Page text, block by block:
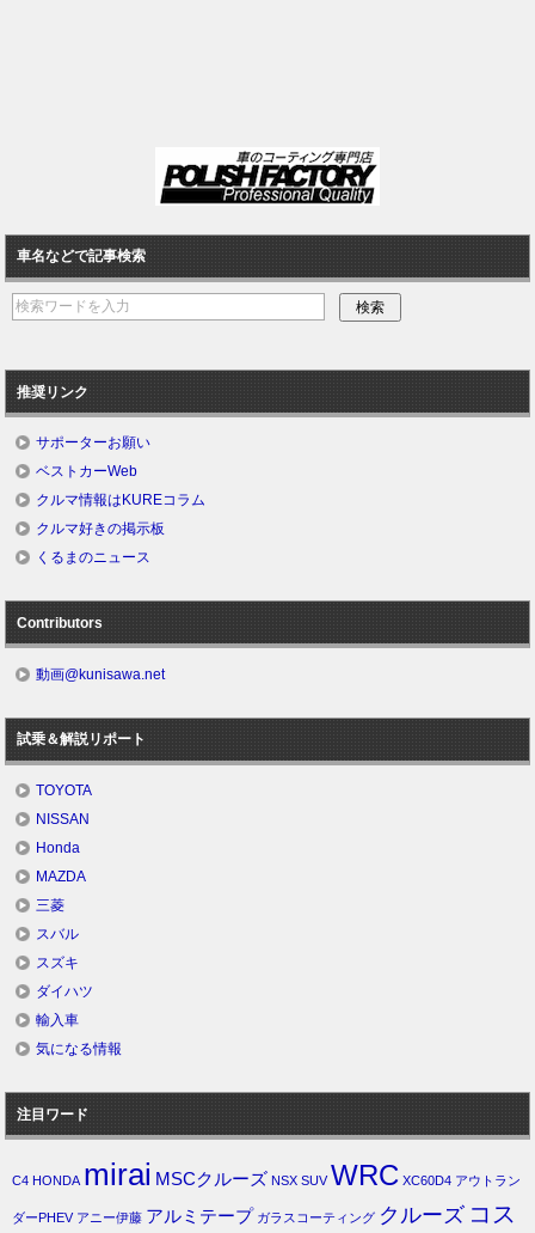
車名などで記事検索
推奨リンク
サポーターお願い
ベストカーWeb
クルマ情報はKUREコラム
クルマ好きの掲示板
くるまのニュース
Contributors
動画@kunisawa.net
試乗＆解説リポート
TOYOTA
NISSAN
Honda
MAZDA
三菱
スバル
スズキ
ダイハツ
輸入車
気になる情報
注目ワード
C4 HONDA mirai MSCクルーズ NSX SUV WRC XC60D4 アウトラン
ダーPHEV アニー伊藤 アルミテープ ガラスコーティング クルーズ コス